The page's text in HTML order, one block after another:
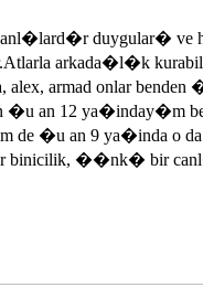
duygular� ve
arkada�l�k
alex, armad onlar
�u an 12 ya�inday�m
de �u an 9 ya�inda o
binicilik, ��nk� bir